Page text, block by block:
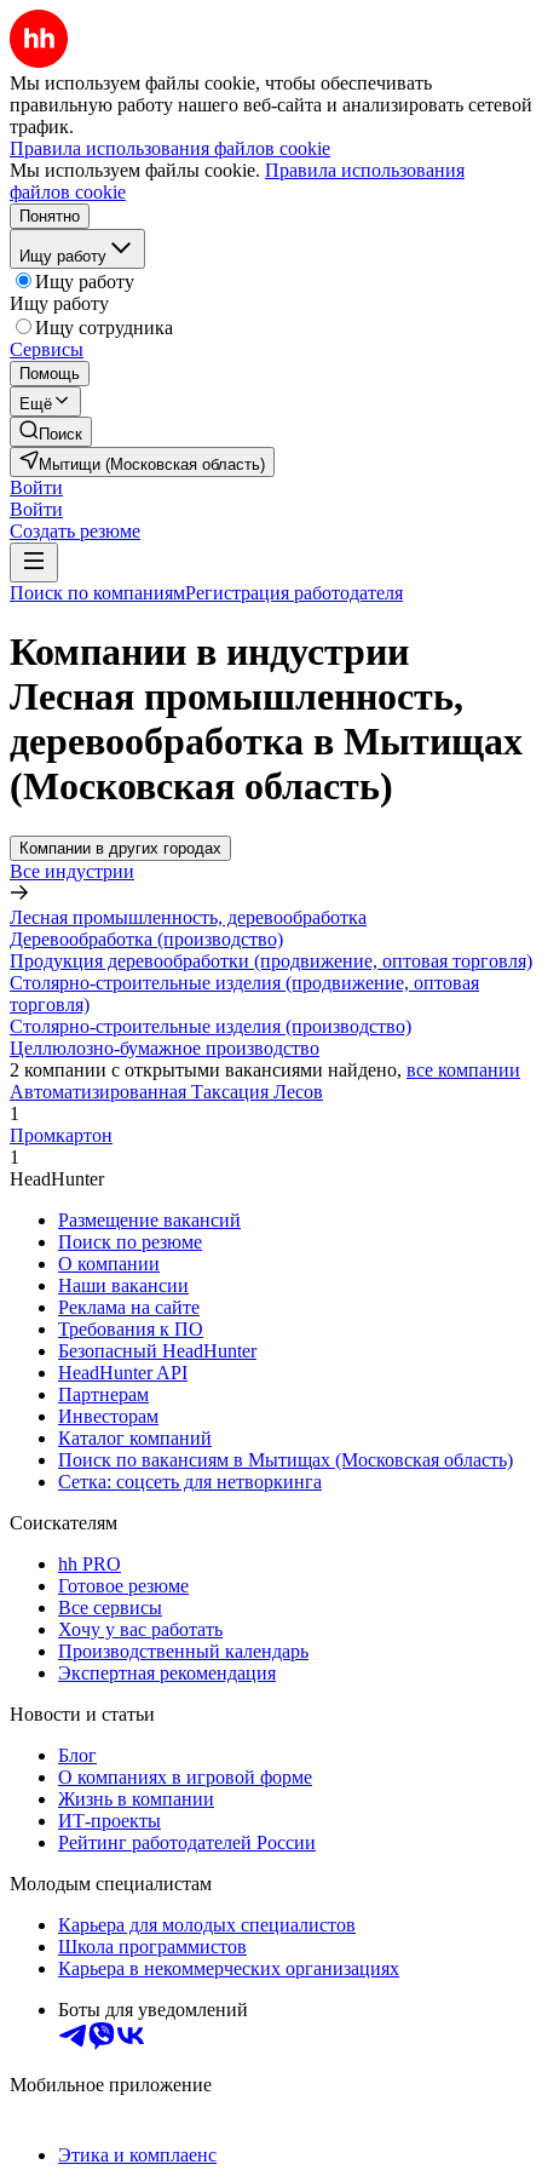
Мы используем файлы cookie, чтобы обеспечивать
правильную работу нашего веб-сайта и анализировать сетевой
трафик.
Правила использования файлов cookie
Мы используем файлы cookie. Правила использования
файлов cookie
Понятно
Ищу работу
Ищу работу
Ищу работу
Ищу сотрудника
Сервисы
Помощь
Ещё
Поиск
Мытищи (Московская область)
Войти
Войти
Создать резюме
Поиск по компаниямРегистрация работодателя
Компании в индустрии
Лесная промышленность,
деревообработка в Мытищах
(Московская область)
Компании в других городах
Все индустрии
Лесная промышленность, деревообработка
Деревообработка (производство)
Продукция деревообработки (продвижение, оптовая торговля)
Столярно-строительные изделия (продвижение, оптовая
торговля)
Столярно-строительные изделия (производство)
Целлюлозно-бумажное производство
2 компании с открытыми вакансиями найдено, все компании
Автоматизированная Таксация Лесов
1
Промкартон
1
HeadHunter
Размещение вакансий
Поиск по резюме
О компании
Наши вакансии
Реклама на сайте
Требования к ПО
Безопасный HeadHunter
HeadHunter API
Партнерам
Инвесторам
Каталог компаний
Поиск по вакансиям в Мытищах (Московская область)
Сетка: соцсеть для нетворкинга
Соискателям
hh PRO
Готовое резюме
Все сервисы
Хочу у вас работать
Производственный календарь
Экспертная рекомендация
Новости и статьи
Блог
О компаниях в игровой форме
Жизнь в компании
ИТ-проекты
Рейтинг работодателей России
Молодым специалистам
Карьера для молодых специалистов
Школа программистов
Карьера в некоммерческих организациях
Боты для уведомлений
Мобильное приложение
Этика и комплаенс